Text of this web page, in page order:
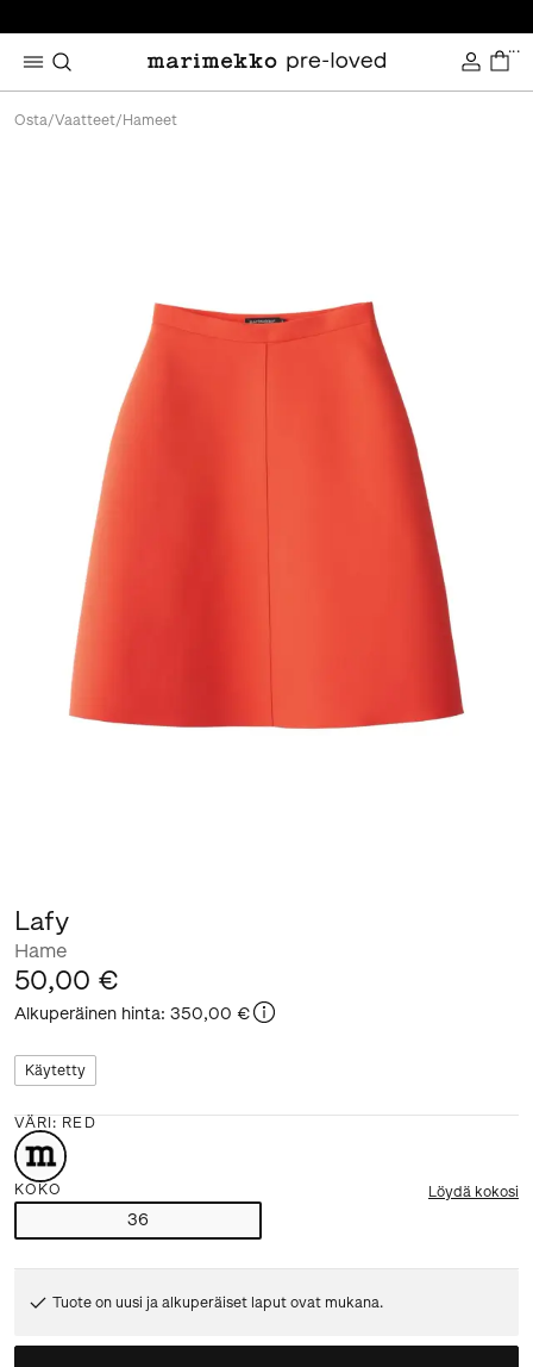
...
Osta/Vaatteet/ Hameet
Lafy
Hame
50,00 €
Alkuperäinen hinta: 350,00 €
Käytetty
VÄRI : RED
KOKO Löydä kokosi
36
Tuote on uusi ja alkuperäiset laput ovat mukana.